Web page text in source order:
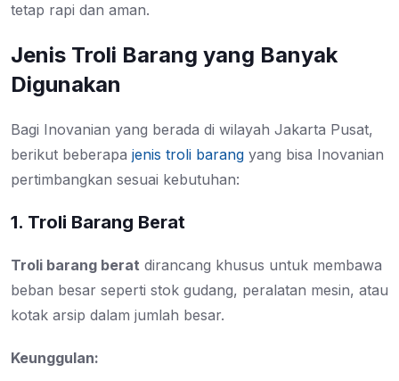
tetap rapi dan aman.
Jenis Troli Barang yang Banyak
Digunakan
Bagi Inovanian yang berada di wilayah Jakarta Pusat,
berikut beberapa jenis troli barang yang bisa Inovanian
pertimbangkan sesuai kebutuhan:
1. Troli Barang Berat
Troli barang berat dirancang khusus untuk membawa
beban besar seperti stok gudang, peralatan mesin, atau
kotak arsip dalam jumlah besar.
Keunggulan: